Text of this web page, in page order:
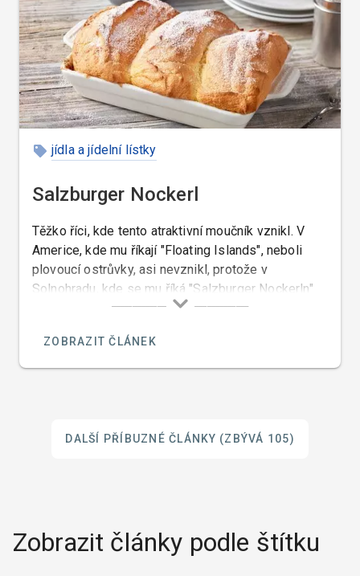
jídla a jídelní lístky
Salzburger Nockerl
Těžko říci, kde tento atraktivní moučník vznikl. V
Americe, kde mu říkají "Floating Islands", neboli
plovoucí ostrůvky, asi nevznikl, protože v
Solnohradu, kde se mu říká "Salzburger Nockerln"
znali tyto noky údajně už před objevením Ameriky, a
připíšeme Italům a nebo Rakušanům.
ZOBRAZIT ČLÁNEK
DALŠÍ PŘÍBUZNÉ ČLÁNKY (ZBÝVÁ 105)
Zobrazit články podle štítku